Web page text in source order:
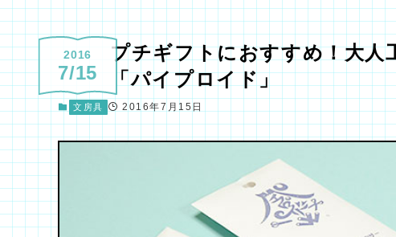
プチギフトにおすすめ！大
「パイプロイド」
2016
7/15
文房具 2016年7月15日